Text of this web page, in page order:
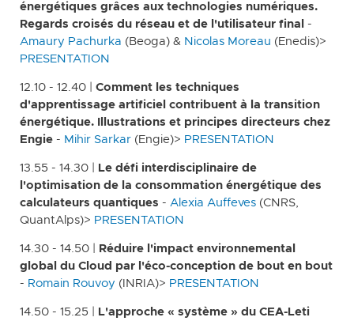
énergétiques grâces aux technologies numériques.
Regards croisés du réseau et de l'utilisateur final -
Amaury Pachurka (Beoga) & Nicolas Moreau (Enedis)>
PRESENTATION
12.10 - 12.40 | Comment les techniques
d'apprentissage artificiel contribuent à la transition
énergétique. Illustrations et principes directeurs chez
Engie- Mihir Sarkar(Engie)> PRESENTATION
13.55 - 14.30 |
Le défi interdisciplinaire de
l'optimisation de la consommation énergétique des
calculateurs quantiques - Alexia Auffeves(CNRS,
QuantAlps)> PRESENTATION
14.30 - 14.50 |
Réduire l'impact environnemental
global du Cloud par l'éco-conception de bout en bout
- Romain Rouvoy (INRIA)> PRESENTATION
14.50 - 15.25 |
L'approche « système » du CEA-Leti